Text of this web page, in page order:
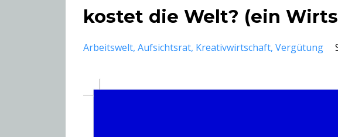
kostet die Welt? (ein
Arbeitswelt Aufsichtsrat Kreativwirtschaft Vergütung